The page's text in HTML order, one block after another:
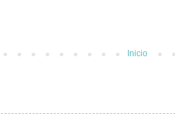
Inicio